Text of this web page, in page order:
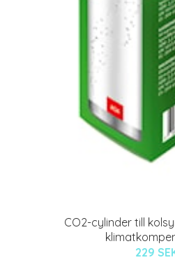
CO2-cylinder till
229